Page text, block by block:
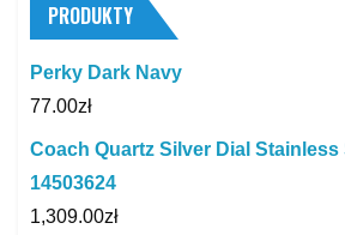
PRODUKTY
Perky Dark Navy
77.00zł
Coach Quartz Silver Dial Stainless
14503624
1,309.00zł